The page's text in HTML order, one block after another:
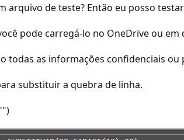
arquivo de teste? Então eu posso
pode carregá-lo no OneDrive ou
todas as informações confidenciais
substituir a quebra de linha.